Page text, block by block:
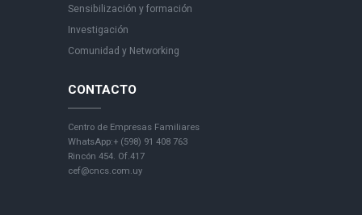
Sensibilización y formación
Investigación
Comunidad y Networking
CONTACTO
Centro de Empresas Familiares
WhatsApp:+ (598) 91 408 763
Rincón 454. Of.417
cef@cncs.com.uy